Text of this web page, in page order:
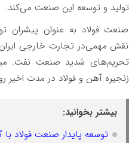
تولید و توسعه این صنعت می‌کند.
صنعت فولاد به عنوان پیشران
نقش مهمی‌در تجارت خارجی
تحریم‌های شدید صنعت نفت.
زنجیره آهن و فولاد در مدت
بیشتر بخوانید:
توسعه پایدار صنعت فولاد